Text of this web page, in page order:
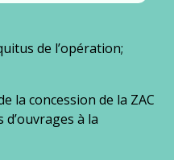
de l’opération;
la concession de la ZAC
à la